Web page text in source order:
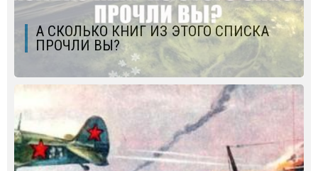
А СКОЛЬКО КНИГ ИЗ ЭТОГО СПИСКА
ПРОЧЛИ ВЫ?